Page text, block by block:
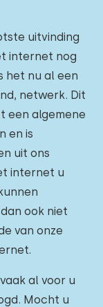
uitvinding
internet nog
het nu al een
netwerk. Dit
een algemene
en is
uit ons
internet u
ook niet
van onze
al voor u
Mocht u